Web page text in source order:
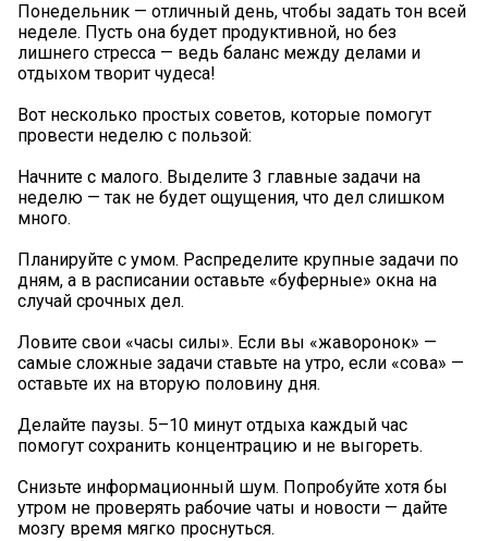
Понедельник — отличный день, чтобы задать тон всей
неделе. Пусть она будет продуктивной, но без
лишнего стресса — ведь баланс между делами и
отдыхом творит чудеса!
Вот несколько простых советов, которые помогут
провести неделю с пользой:
Начните с малого. Выделите 3 главные задачи на
неделю — так не будет ощущения, что дел слишком
много.
Планируйте с умом. Распределите крупные задачи по
дням, а в расписании оставьте «буферные» окна на
случай срочных дел.
Ловите свои «часы силы». Если вы «жаворонок» —
самые сложные задачи ставьте на утро, если «сова» —
оставьте их на вторую половину дня.
Делайте паузы. 5–10 минут отдыха каждый час
помогут сохранить концентрацию и не выгореть.
Снизьте информационный шум. Попробуйте хотя бы
утром не проверять рабочие чаты и новости — дайте
мозгу время мягко проснуться.